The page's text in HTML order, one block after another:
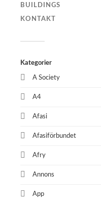
BUILDINGS
KONTAKT
Kategorier
A Society
A4
Afasi
Afasiförbundet
Afry
Annons
App